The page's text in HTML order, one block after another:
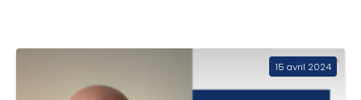
15 avril 2024